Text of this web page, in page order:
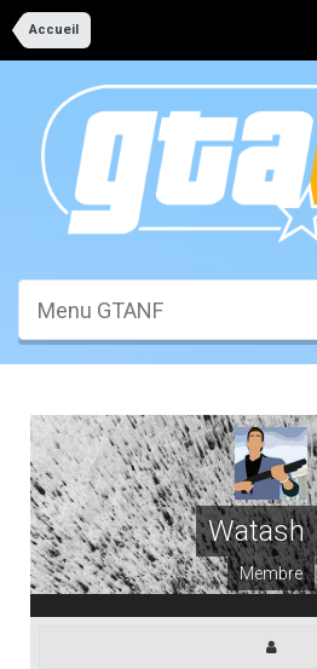
Accueil
Menu GTANF
Watash
Membre